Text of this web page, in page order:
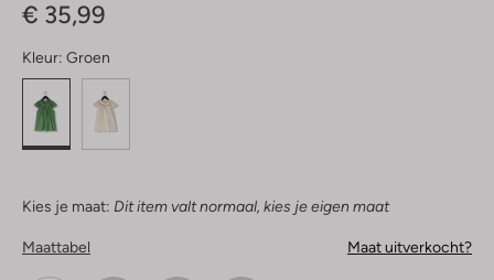
€ 35,99
Kleur: Groen
Kies je maat: Dit item valt normaal, kies je eigen maat
Maattabel Maat uitverkocht?